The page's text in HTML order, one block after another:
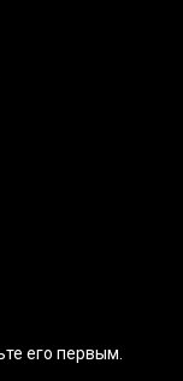
его первым.